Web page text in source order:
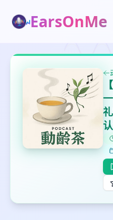
EarsOnMe
打分
鼠标下留人
删除确认
加入播单